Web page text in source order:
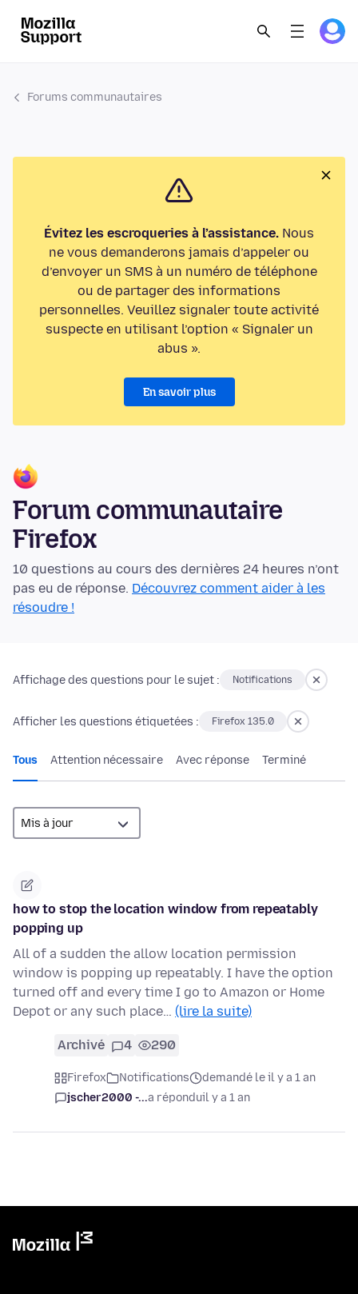
Forums communautaires
Évitez les escroqueries à l’assistance. Nous
ne vous demanderons jamais d’appeler ou
d’envoyer un SMS à un numéro de téléphone
ou de partager des informations
personnelles. Veuillez signaler toute activité
suspecte en utilisant l’option « Signaler un
abus ».
En savoir plus
Forum communautaire
Firefox
10 questions au cours des dernières 24 heures n’ont
pas eu de réponse. Découvrez comment aider à les
résoudre !
Affichage des questions pour le sujet : Notifications
Afficher les questions étiquetées : Firefox 135.0
Tous Attention nécessaire Avec réponse Terminé
how to stop the location window from repeatably
popping up
All of a sudden the allow location permission
window is popping up repeatably. I have the option
turned off and every time I go to Amazon or Home
Depot or any such place… (lire la suite)
Archivé 4 290
Firefox Notifications
demandé le il y a 1 an
jscher2000 -...a réponduil y a 1 an